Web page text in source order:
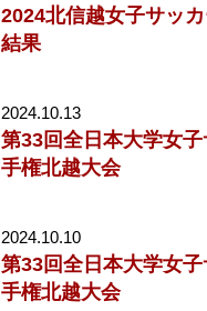
2024北信越女子サッ
結果
2024.10.13
第33回全日本大学女
手権北越大会
2024.10.10
第33回全日本大学女
手権北越大会